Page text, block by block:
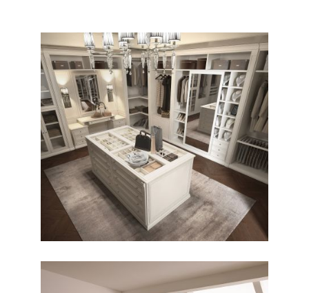
CLASSICO / ARMADI
Leonardo